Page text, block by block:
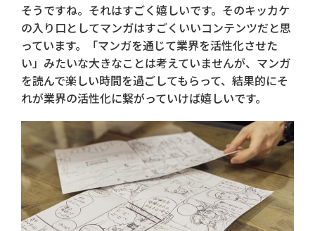
そうですね。それはすごく嬉しいです。そのキッカケ
の入り口としてマンガはすごくいいコンテンツだと思
っています。「マンガを通じて業界を活性化させた
い」みたいな大きなことは考えていませんが、マンガ
を読んで楽しい時間を過ごしてもらって、結果的にそ
れが業界の活性化に繋がっていけば嬉しいです。